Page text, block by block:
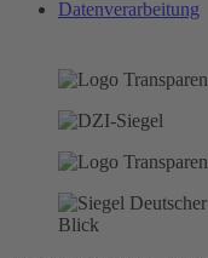
Datenverarbeitung